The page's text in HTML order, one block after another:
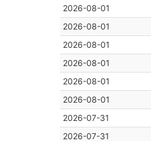
2026-08-01
2026-08-01
2026-08-01
2026-08-01
2026-08-01
2026-08-01
2026-07-31
2026-07-31